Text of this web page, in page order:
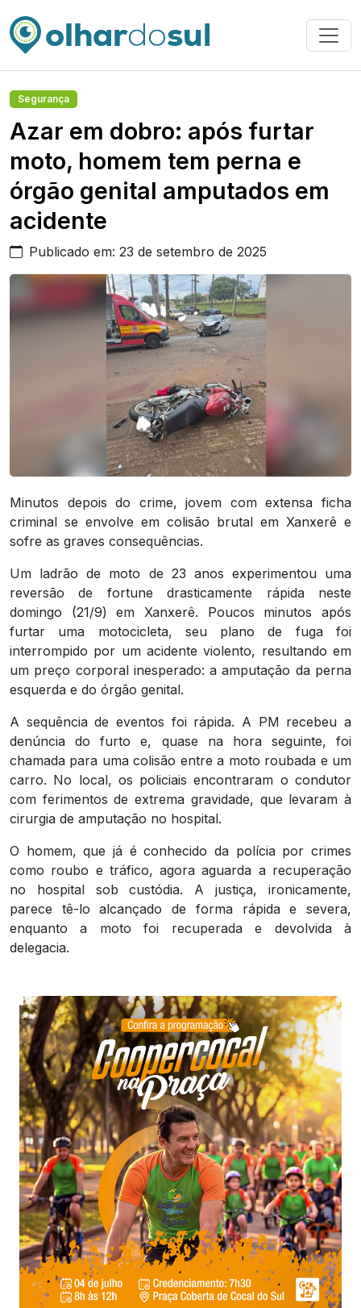
Segurança
Azar em dobro: após furtar
moto, homem tem perna e
órgão genital amputados em
acidente
Publicado em: 23 de setembro de 2025
Minutos depois do crime, jovem com extensa ficha
criminal se envolve em colisão brutal em Xanxerê e
sofre as graves consequências.
Um ladrão de moto de 23 anos experimentou uma
reversão de fortune drasticamente rápida neste
domingo (21/9) em Xanxerê. Poucos minutos após
furtar uma motocicleta, seu plano de fuga foi
interrompido por um acidente violento, resultando em
um preço corporal inesperado: a amputação da perna
esquerda e do órgão genital.
A sequência de eventos foi rápida. A PM recebeu a
denúncia do furto e, quase na hora seguinte, foi
chamada para uma colisão entre a moto roubada e um
carro. No local, os policiais encontraram o condutor
com ferimentos de extrema gravidade, que levaram à
cirurgia de amputação no hospital.
O homem, que já é conhecido da polícia por crimes
como roubo e tráfico, agora aguarda a recuperação
no hospital sob custódia. A justiça, ironicamente,
parece tê-lo alcançado de forma rápida e severa,
enquanto a moto foi recuperada e devolvida à
delegacia.